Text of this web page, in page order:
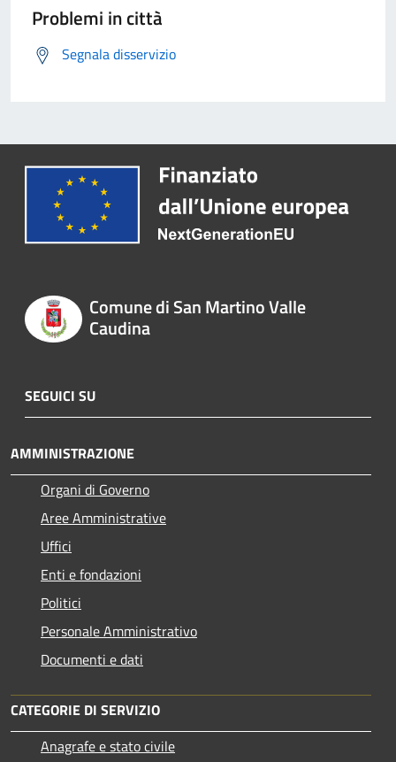
Problemi in città
Segnala disservizio
Comune di San Martino Valle
Caudina
SEGUICI SU
AMMINISTRAZIONE
Organi di Governo
Aree Amministrative
Uffici
Enti e fondazioni
Politici
Personale Amministrativo
Documenti e dati
CATEGORIE DI SERVIZIO
Anagrafe e stato civile